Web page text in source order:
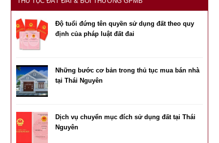
Độ tuổi đứng tên quyền sử dụng đất theo quy
định của pháp luật đất đai
Những bước cơ bản trong thủ tục mua bán nhà
tại Thái Nguyên
Dịch vụ chuyển mục đích sử dụng đất tại Thái
Nguyên